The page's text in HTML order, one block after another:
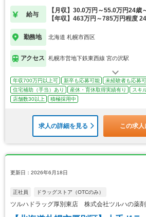
給与
【月収】30.0万円～55.0万円24歳
【年収】463万円～785万円程度
勤務地 北海道 札幌市西区
アクセス 札幌市営地下鉄東西線 宮の沢駅
年収700万円以上可 新卒も応募可能 未経験者も応募
住宅補助（手当）あり
産休・育休取得実績有り スキ
店舗数30以上
積極採用中
求人の詳細を見る この求
更新日：2026年6月18日
正社員 ドラッグストア（OTCのみ）
ツルハドラッグ厚別東店 株式会社ツルハの薬剤